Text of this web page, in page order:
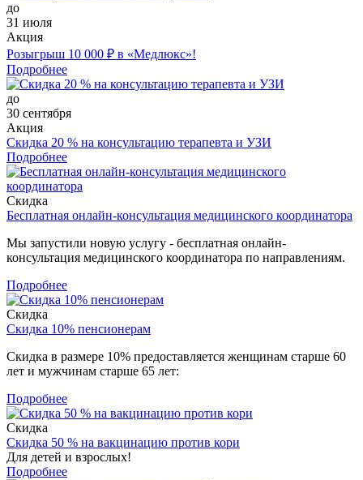
до
31 июля
Акция
Розыгрыш 10 000 ₽ в «Медлюкс»!
Подробнее
до
30 сентября
Акция
Скидка 20 % на консультацию терапевта и УЗИ
Подробнее
Скидка
Бесплатная онлайн-консультация медицинского координатора
Мы запустили новую услугу - бесплатная онлайн-
консультация медицинского координатора по направлениям.
Подробнее
Скидка
Скидка 10% пенсионерам
Скидка в размере 10% предоставляется женщинам старше 60
лет и мужчинам старше 65 лет:
Подробнее
Скидка
Скидка 50 % на вакцинацию против кори
Для детей и взрослых!
Подробнее